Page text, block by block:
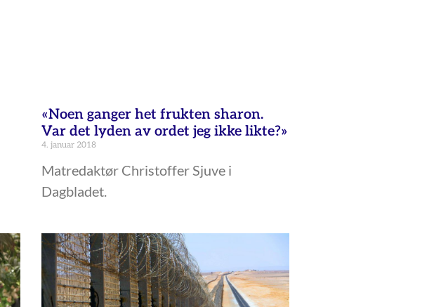
«Noen ganger het frukten sharon.
Var det lyden av ordet jeg ikke likte?»
4. januar 2018
Matredaktør Christoffer Sjuve i
Dagbladet.